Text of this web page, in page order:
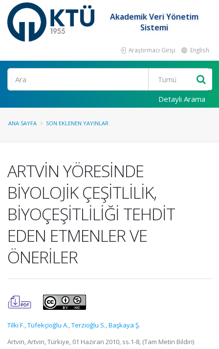
Akademik Veri Yönetim
Sistemi
Araştırmacı Girişi English
Ara
Detaylı Arama
ANA SAYFA SON EKLENEN YAYINLAR
ARTVİN YÖRESİNDE
BİYOLOJİK ÇEŞİTLİLİK,
BİYOÇEŞİTLİLİĞİ TEHDİT
EDEN ETMENLER VE
ÖNERİLER
Tilki F.,Tüfekçioğlu A.,Terzioğlu S.,Başkaya Ş.
Artvin, Artvin, Türkiye, 01 Haziran 2010, ss.1-8, (Tam Metin Bildiri)